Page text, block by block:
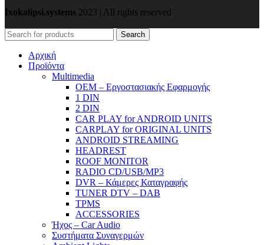
Ixokalipsi.systems 2023 | All rights reserved
Search
Αρχική
Προϊόντα
Μultimedia
OEM – Εργοστασιακής Εφαρμογής
1 DIN
2 DIN
CAR PLAY for ANDROID UNITS
CARPLAY for ORIGINAL UNITS
ANDROID STREAMING
HEADREST
ROOF MONITOR
RADIO CD/USB/MP3
DVR – Κάμερες Καταγραφής
TUNER DTV – DAB
TPMS
ACCESSORIES
Ήχος – Car Audio
Συστήματα Συναγερμών